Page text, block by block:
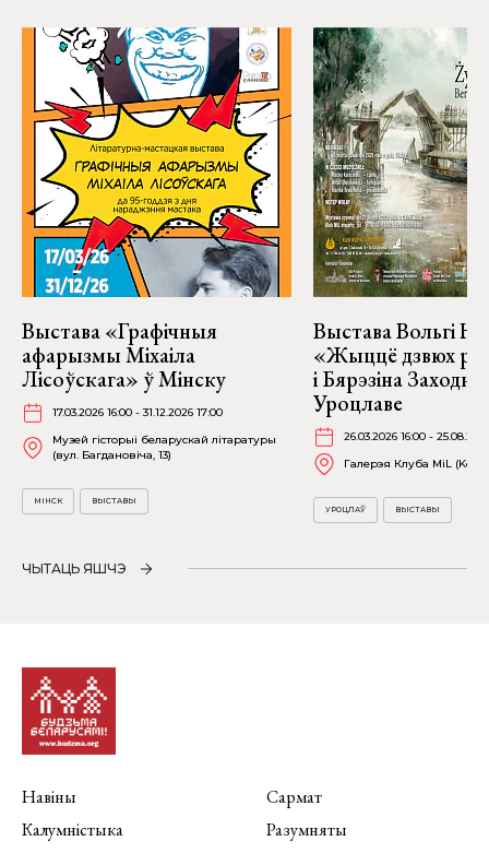
Выстава «Графічныя
афарызмы Міхаіла
Лісоўскага» ў Мінску
17.03.2026 16:00 - 31.12.2026 17:00
Музей гісторыі беларускай літаратуры
(вул. Багдановіча, 13)
МІНСК ВЫСТАВЫ
Выстава Вольгі
«Жыццё дзвюх
і Бярэзіна
Уроцлаве
26.03.2026 16:00 -
Галерэя Клуба MiL
УРОЦЛАЎ ВЫСТАВЫ
ЧЫТАЦЬ ЯШЧЭ
Навіны
Калумністыка
Сармат
Разумняты